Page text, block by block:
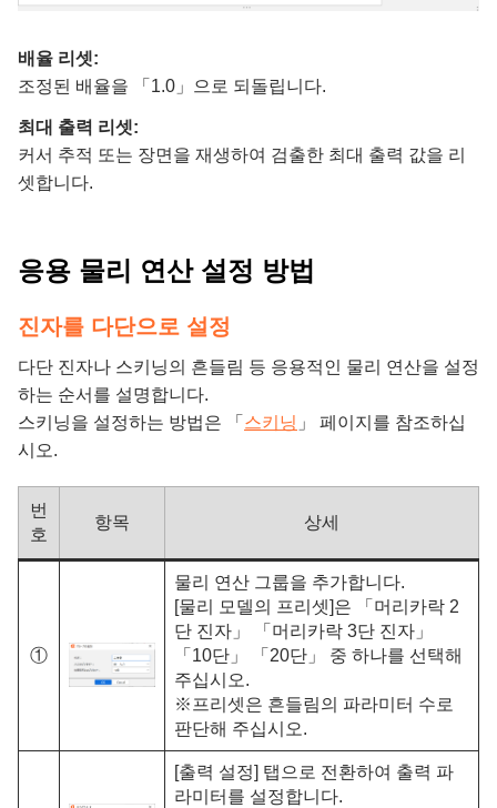
배율 리셋:
조정된 배율을 「1.0」으로 되돌립니다.
최대 출력 리셋:
커서 추적 또는 장면을 재생하여 검출한 최대 출력 값을 리
셋합니다.
응용 물리 연산 설정 방법
진자를 다단으로 설정
다단 진자나 스키닝의 흔들림 등 응용적인 물리 연산을 설정
하는 순서를 설명합니다.
스키닝을 설정하는 방법은 「 스키닝 」 페이지를 참조하십
시오.
번
호
항목 상세
①
물리 연산 그룹을 추가합니다.
[물리 모델의 프리셋]은 「머리카락 2
단 진자」 「머리카락 3단 진자」
「10단」 「20단」 중 하나를 선택해
주십시오.
※프리셋은 흔들림의 파라미터 수로
판단해 주십시오.
[출력 설정] 탭으로 전환하여 출력 파
라미터를 설정합니다.